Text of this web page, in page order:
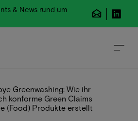
Greenwashing: Wie ihr
konforme Green Claims
(Food) Produkte erstellt
& News rund um